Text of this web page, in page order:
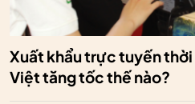
Xuất khẩu trực tuyến
Việt tăng tốc thế nào?